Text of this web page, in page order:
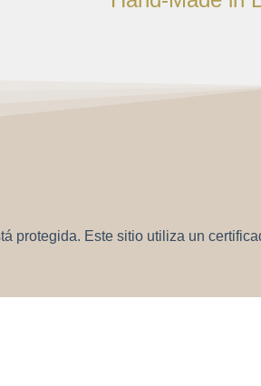
protegida. Este sitio utiliza un